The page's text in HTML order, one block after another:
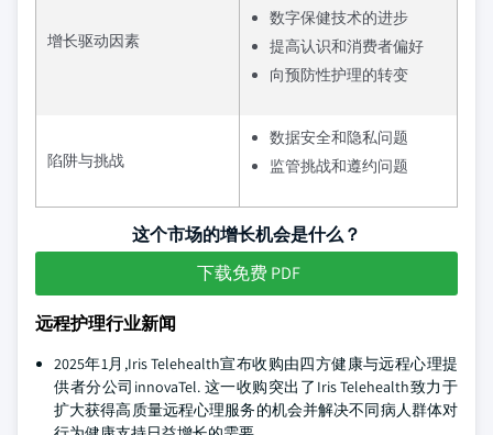
增长驱动因素
数字保健技术的进步
提高认识和消费者偏好
向预防性护理的转变
陷阱与挑战
数据安全和隐私问题
监管挑战和遵约问题
这个市场的增长机会是什么？
下载免费 PDF
远程护理行业新闻
2025年1月,Iris Telehealth宣布收购由四方健康与远程心理提
供者分公司innovaTel. 这一收购突出了Iris Telehealth致力于
扩大获得高质量远程心理服务的机会并解决不同病人群体对